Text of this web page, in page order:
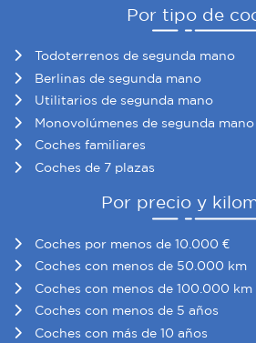
Por tipo de
Todoterrenos de segunda mano
Berlinas de segunda mano
Utilitarios de segunda mano
Monovolúmenes de segunda mano
Coches familiares
Coches de 7 plazas
Por precio y
Coches por menos de 10.000 €
Coches con menos de 50.000 km
Coches con menos de 100.000 km
Coches con menos de 5 años
Coches con más de 10 años